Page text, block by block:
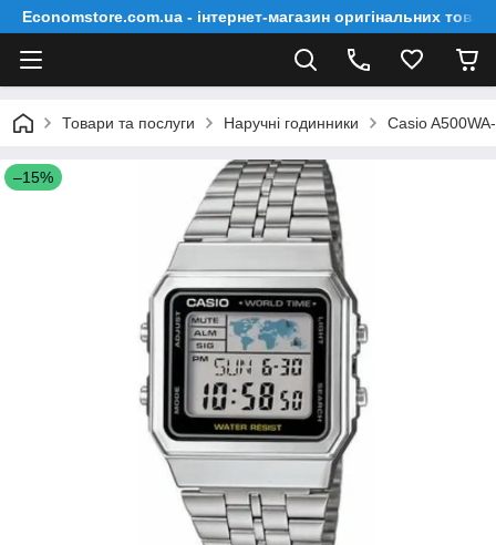
Economstore.com.ua - інтернет-магазин оригінальних
Товари та послуги Наручні годинники Casio
–15%